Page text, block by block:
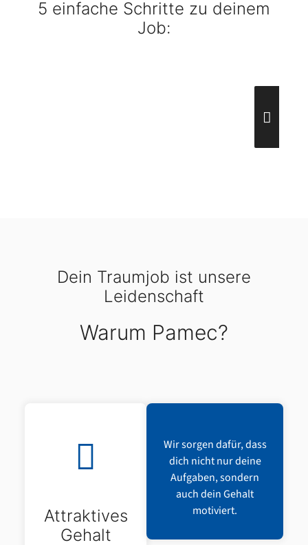
5 einfache Schritte zu deinem
Job:
Dein Traumjob ist unsere
Leidenschaft
Warum Pamec?
Attraktives
Gehalt
Wir sorgen dafür, dass
dich nicht nur deine
Aufgaben, sondern
auch dein Gehalt
motiviert.